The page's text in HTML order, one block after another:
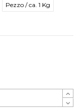
Pezzo / ca. 1 Kg